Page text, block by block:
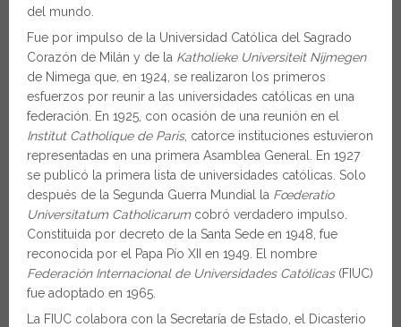
del mundo.
Fue por impulso de la Universidad Católica del Sagrado
Corazón de Milán y de la Katholieke Universiteit Nijmegen
de Nimega que, en 1924, se realizaron los primeros
esfuerzos por reunir a las universidades católicas en una
federación. En 1925, con ocasión de una reunión en el
Institut Catholique de Paris, catorce instituciones estuvieron
representadas en una primera Asamblea General. En 1927
se publicó la primera lista de universidades católicas. Solo
después de la Segunda Guerra Mundial la Fœderatio
Universitatum Catholicarum cobró verdadero impulso.
Constituida por decreto de la Santa Sede en 1948, fue
reconocida por el Papa Pío XII en 1949. El nombre
Federación Internacional de Universidades Católicas(FIUC)
fue adoptado en 1965.
La FIUC colabora con la Secretaría de Estado, el Dicasterio